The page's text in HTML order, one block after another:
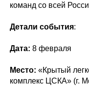
команд со всей
Детали события:
Дата: 8 февраля
Место: «Крытый
комплекс ЦСКА» (г.